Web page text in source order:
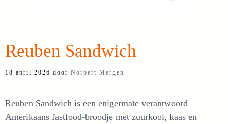
Reuben Sandwich
18 april 2026 door Norbert Mergen
Reuben Sandwich is een enigermate verantwoord
Amerikaans fastfood-broodje met zuurkool, kaas en